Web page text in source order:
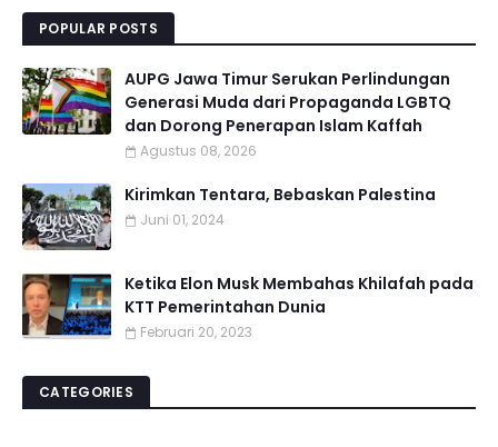
POPULAR POSTS
AUPG Jawa Timur Serukan Perlindungan
Generasi Muda dari Propaganda LGBTQ
dan Dorong Penerapan Islam Kaffah
Agustus 08, 2026
Kirimkan Tentara, Bebaskan Palestina
Juni 01, 2024
Ketika Elon Musk Membahas Khilafah pada
KTT Pemerintahan Dunia
Februari 20, 2023
CATEGORIES